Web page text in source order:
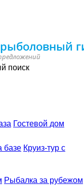
поиск
Гостевой дом
базе Круиз-тур с
Рыбалка за рубежом